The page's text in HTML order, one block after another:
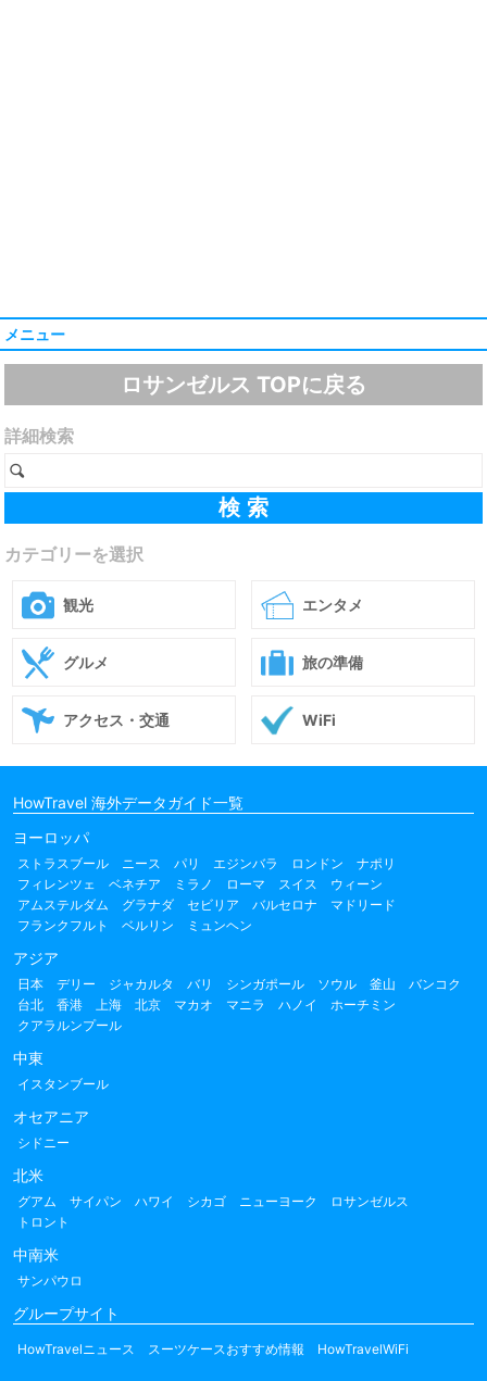
メニュー
ロサンゼルス TOPに戻る
詳細検索
カテゴリーを選択
観光 エンタメ
グルメ 旅の準備
アクセス・交通 WiFi
HowTravel 海外データガイド一覧
ヨーロッパ
ストラスブール ニース パリ エジンバラ ロンドン
ナポリ
フィレンツェ
ベネチア ミラノ ローマ スイス
ウィーン
アムステルダム
グラナダ セビリア バルセロナ
マドリード
フランクフルト
ベルリン ミュンヘン
アジア
日本 デリー ジャカルタ バリ シンガポール ソウル 釜山
バンコク
台北
香港 上海 北京 マカオ マニラ ハノイ
ホーチミン
クアラルンプール
中東
イスタンブール
オセアニア
シドニー
北米
グアム サイパン ハワイ シカゴ ニューヨーク
ロサンゼルス
トロント
中南米
サンパウロ
グループサイト
HowTravelニュース スーツケースおすすめ情報 HowTravelWiFi